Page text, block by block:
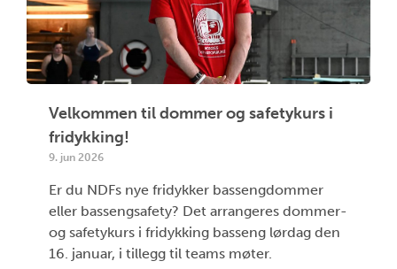
Velkommen til dommer og safetykurs i
fridykking!
9. jun 2026
Er du NDFs nye fridykker bassengdommer
eller bassengsafety? Det arrangeres dommer-
og safetykurs i fridykking basseng lørdag den
16. januar, i tillegg til teams møter.